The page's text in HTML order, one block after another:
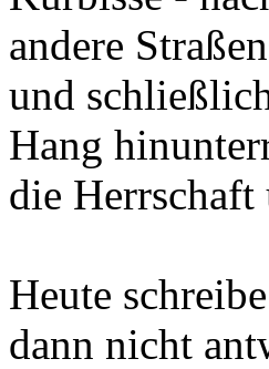
andere
und
Hang
die
Heute
dann nicht